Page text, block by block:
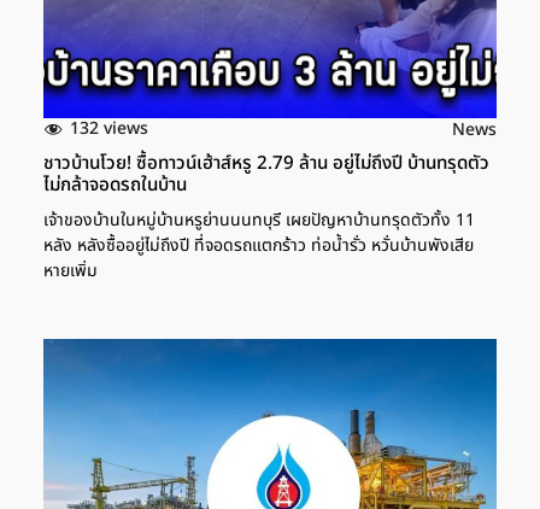
132 views News
ชาวบ้านโวย! ซื้อทาวน์เฮ้าส์หรู 2.79 ล้าน อยู่ไม่ถึงปี บ้านทรุดตัว
ไม่กล้าจอดรถในบ้าน
เจ้าของบ้านในหมู่บ้านหรูย่านนนทบุรี เผยปัญหาบ้านทรุดตัวทั้ง 11
หลัง หลังซื้ออยู่ไม่ถึงปี ที่จอดรถแตกร้าว ท่อน้ำรั่ว หวั่นบ้านพังเสีย
หายเพิ่ม